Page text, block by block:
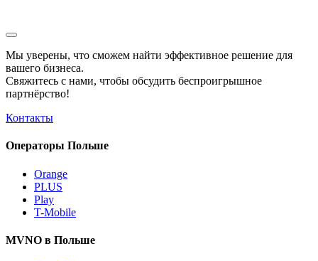
Мы уверены, что сможем найти эффективное решение для
вашего бизнеса.
Свяжитесь с нами, чтобы обсудить беспроигрышное
партнёрство!
Контакты
Операторы Польше
Orange
PLUS
Play
T-Mobile
MVNO в Польше